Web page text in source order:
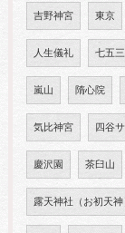
吉野神宮 東京
人生儀礼 七五三
嵐山 隋心院
気比神宮 四谷
慶沢園 茶臼山
露天神社（お初天神